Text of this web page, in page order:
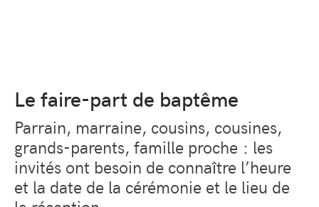
Le faire-part de baptême
Parrain, marraine, cousins, cousines,
grands-parents, famille proche : les
invités ont besoin de connaître l’heure
et la date de la cérémonie et le lieu de